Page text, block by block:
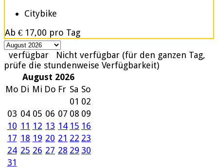
Citybike
Ab € 17,00 pro Tag
verfügbar
Nicht verfügbar (für den ganzen Tag,
prüfe die stundenweise Verfügbarkeit)
August 2026
Mo Di Mi Do Fr Sa So
01 02
03 04 05 06 07 08 09
10 11 12 13 14 15 16
17 18 19 20 21 22 23
24 25 26 27 28 29 30
31